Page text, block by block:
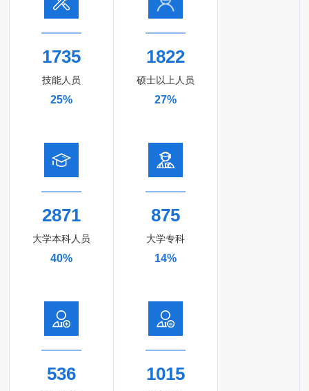
1735
技能人员
25%
1822
硕士以上人员
27%
2871
大学本科人员
40%
875
大学专科
14%
536 1015